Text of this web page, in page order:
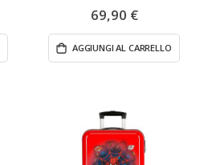
69,90 €
AGGIUNGI AL CARRELLO